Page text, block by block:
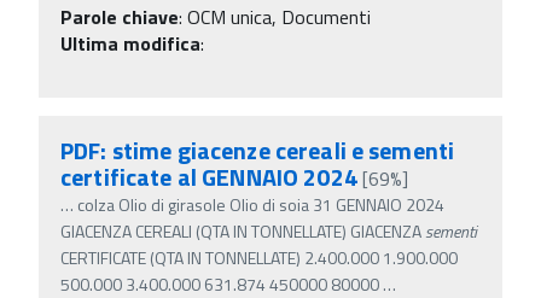
Parole chiave: OCM unica, Documenti
Ultima modifica:
PDF: stime giacenze cereali e sementi
certificate al GENNAIO 2024[69%]
… colza Olio di girasole Olio di soia 31 GENNAIO 2024
GIACENZA CEREALI (QTA IN TONNELLATE) GIACENZAsementi
CERTIFICATE (QTA IN TONNELLATE) 2.400.000 1.900.000
500.000 3.400.000 631.874 450000 80000…